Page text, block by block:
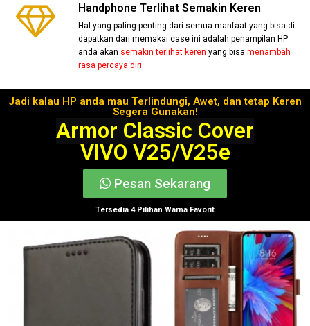
Handphone Terlihat Semakin Keren
Hal yang paling penting dari semua manfaat yang bisa di
dapatkan dari memakai case ini adalah penampilan HP
anda akan semakin terlihat keren yang bisamenambah
rasa percaya diri.
Jadi kalau HP anda mau Terlindungi, Awet, dan tetap Keren
Segera Gunakan!
Armor Classic Cover
VIVO V25/V25e
Pesan Sekarang
Tersedia 4 Pilihan Warna Favorit